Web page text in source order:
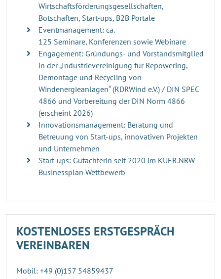
Wirtschaftsförderungsgesellschaften,
Botschaften, Start-ups, B2B Portale
Eventmanagement: ca.
125 Seminare, Konferenzen sowie Webinare
Engagement: Gründungs- und Vorstandsmitglied
in der „Industrievereinigung für Repowering,
Demontage und Recycling von
Windenergieanlagen“ (RDRWind e.V.) / DIN SPEC
4866 und Vorbereitung der DIN Norm 4866
(erscheint 2026)
Innovationsmanagement: Beratung und
Betreuung von Start-ups, innovativen Projekten
und Unternehmen
Start-ups: Gutachterin seit 2020 im KUER.NRW
Businessplan Wettbewerb
KOSTENLOSES ERSTGESPRÄCH
VEREINBAREN
Mobil: +49 (0)157 54859437